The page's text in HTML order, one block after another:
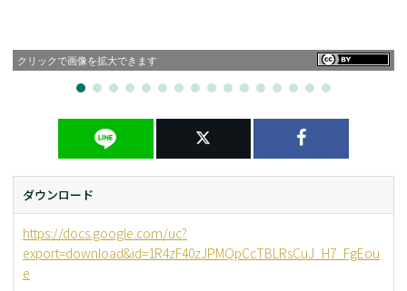
クリックで画像を拡大できます
ダウンロード
https://docs.google.com/uc?
export=download&id=1R4zF40zJPMQpCcTBLRsCuJ_H7_FgEou
e